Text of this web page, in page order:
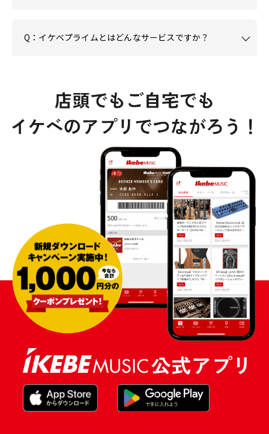
Q：イケベプライムとはどんなサービスですか？